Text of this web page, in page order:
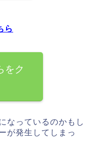
ら
をク
なっているのかもし
が発生してしまっ